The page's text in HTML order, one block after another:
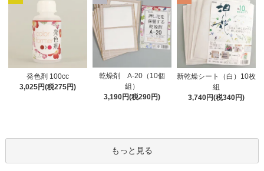
発色剤 100cc
3,025円(税275円)
乾燥剤 A-20（10個
組）
3,190円(税290円)
新乾燥シート（白）10枚
組
3,740円(税340円)
もっと見る